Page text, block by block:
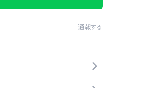
通報する